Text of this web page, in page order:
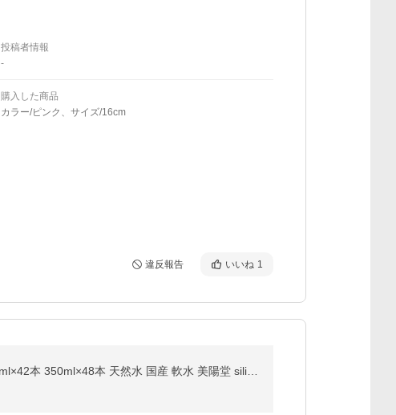
投稿者情報
-
購入した商品
カラー/ピンク、サイズ/16cm
違反報告 いいね 1